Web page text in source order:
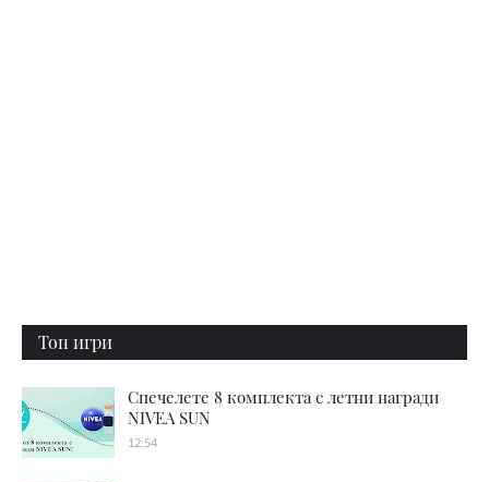
Топ игри
Спечелете 8 комплекта с летни награди
NIVEA SUN
12:54